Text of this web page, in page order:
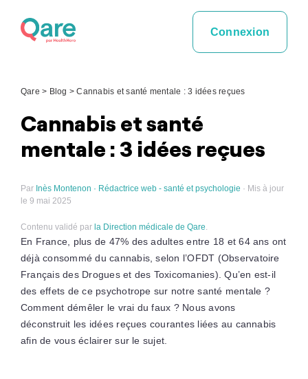
Connexion
Qare > Blog >Cannabis et santé mentale : 3 idées reçues
Cannabis et santé
mentale : 3 idées reçues
Par Inès Montenon · Rédactrice web - santé et psychologie · Mis à jour
le 9 mai 2025
Contenu validé par la Direction médicale de Qare.
En France, plus de 47% des adultes entre 18 et 64 ans ont
déjà consommé du cannabis, selon l’OFDT (Observatoire
Français des Drogues et des Toxicomanies). Qu’en est-il
des effets de ce psychotrope sur notre santé mentale ?
Comment démêler le vrai du faux ? Nous avons
déconstruit les idées reçues courantes liées au cannabis
afin de vous éclairer sur le sujet.